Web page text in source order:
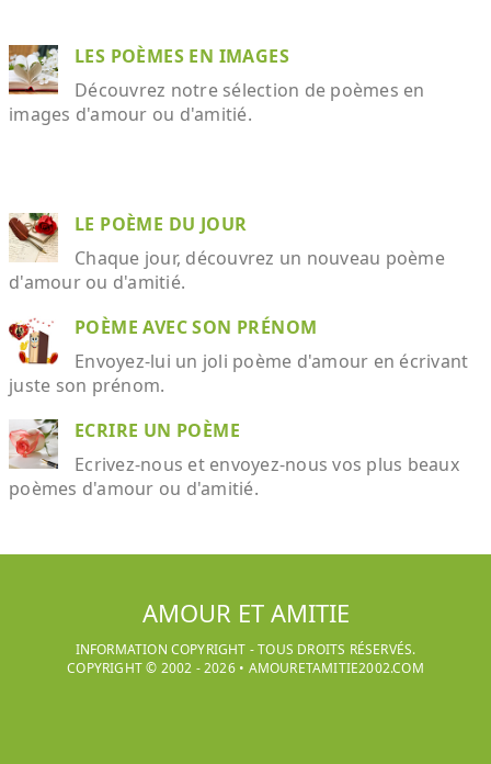
LES POÈMES EN IMAGES
Découvrez notre sélection de poèmes en
images d'amour ou d'amitié.
LE POÈME DU JOUR
Chaque jour, découvrez un nouveau poème
d'amour ou d'amitié.
POÈME AVEC SON PRÉNOM
Envoyez-lui un joli poème d'amour en écrivant
juste son prénom.
ECRIRE UN POÈME
Ecrivez-nous et envoyez-nous vos plus beaux
poèmes d'amour ou d'amitié.
AMOUR ET AMITIE
INFORMATION COPYRIGHT - TOUS DROITS RÉSERVÉS.
COPYRIGHT © 2002 -2026• AMOURETAMITIE2002.COM